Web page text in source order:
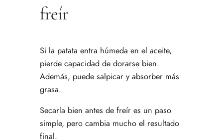
freír
Si la patata entra húmeda en el aceite,
pierde capacidad de dorarse bien.
Además, puede salpicar y absorber más
grasa.
Secarla bien antes de freír es un paso
simple, pero cambia mucho el resultado
final.